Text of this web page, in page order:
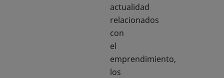
actualidad
relacionados
con
el
emprendimiento,
los